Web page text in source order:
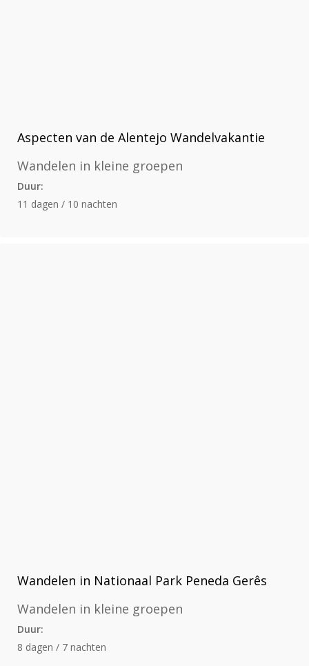
Aspecten van de Alentejo Wandelvakantie
Wandelen in kleine groepen
Duur:
11 dagen / 10 nachten
Wandelen in Nationaal Park Peneda Gerês
Wandelen in kleine groepen
Duur:
8 dagen / 7 nachten